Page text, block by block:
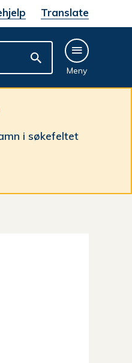
Translate
Meny
i søkefeltet